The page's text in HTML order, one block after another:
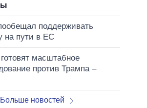
поддерживать
на пути в ЕС
масштабное
против Трампа –
Больше новостей